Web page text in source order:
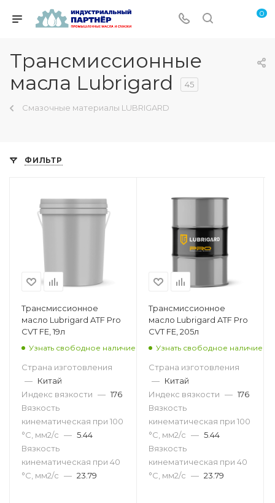
0
Трансмиссионные
масла Lubrigard
45
Смазочные материалы LUBRIGARD
ФИЛЬТР
Трансмиссионное
масло Lubrigard ATF Pro
CVT FE, 19л
Узнать свободное наличие
Страна изготовления
— Китай
Индекс вязкости — 176
Вязкость
кинематическая при 100
°С, мм2/с — 5.44
Вязкость
кинематическая при 40
°С, мм2/с — 23.79
Трансмиссионное
масло Lubrigard ATF Pro
CVT FE, 205л
Узнать свободное наличие
Страна изготовления
— Китай
Индекс вязкости — 176
Вязкость
кинематическая при 100
°С, мм2/с — 5.44
Вязкость
кинематическая при 40
°С, мм2/с — 23.79